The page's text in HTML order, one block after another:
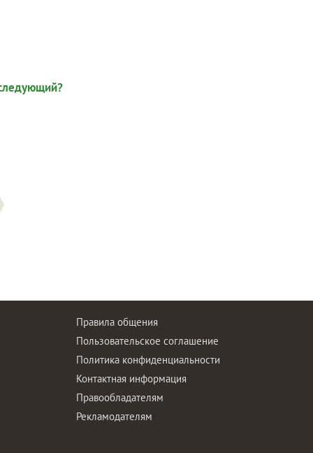
Правила общения
Пользовательское соглашение
Политика конфиденциальности
Контактная информация
Правообладателям
Рекламодателям